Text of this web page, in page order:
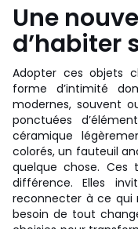
Une
d’habiter
Adopter ces objets
forme d’intimité
modernes, souvent
ponctuées
céramique
colorés, un fauteuil
quelque chose. Ces
différence. Elles
reconnecter à ce qui
besoin de tout